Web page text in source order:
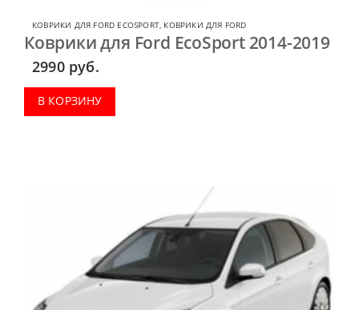
КОВРИКИ ДЛЯ FORD ECOSPORT, КОВРИКИ ДЛЯ FORD
Коврики для Ford EcoSport 2014-2019
2990 руб.
В КОРЗИНУ